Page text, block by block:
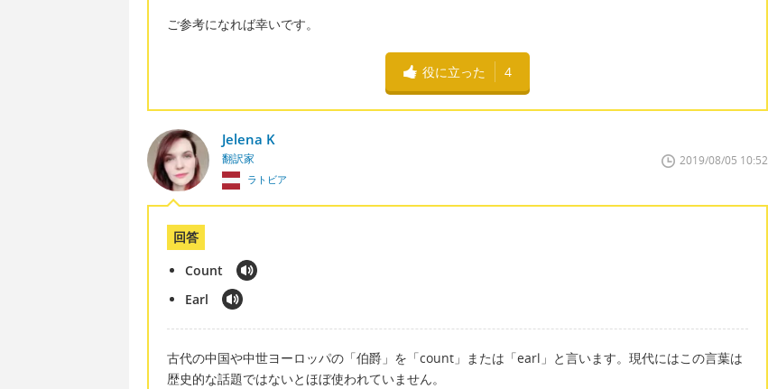
ご参考になれば幸いです。
役に立った 4
Jelena K
翻訳家
ラトビア
2019/08/05 10:52
回答
Count
Earl
古代の中国や中世ヨーロッパの「伯爵」を「count」または「earl」と言います。現代にはこの言葉は
歴史的な話題ではないとほぼ使われていません。